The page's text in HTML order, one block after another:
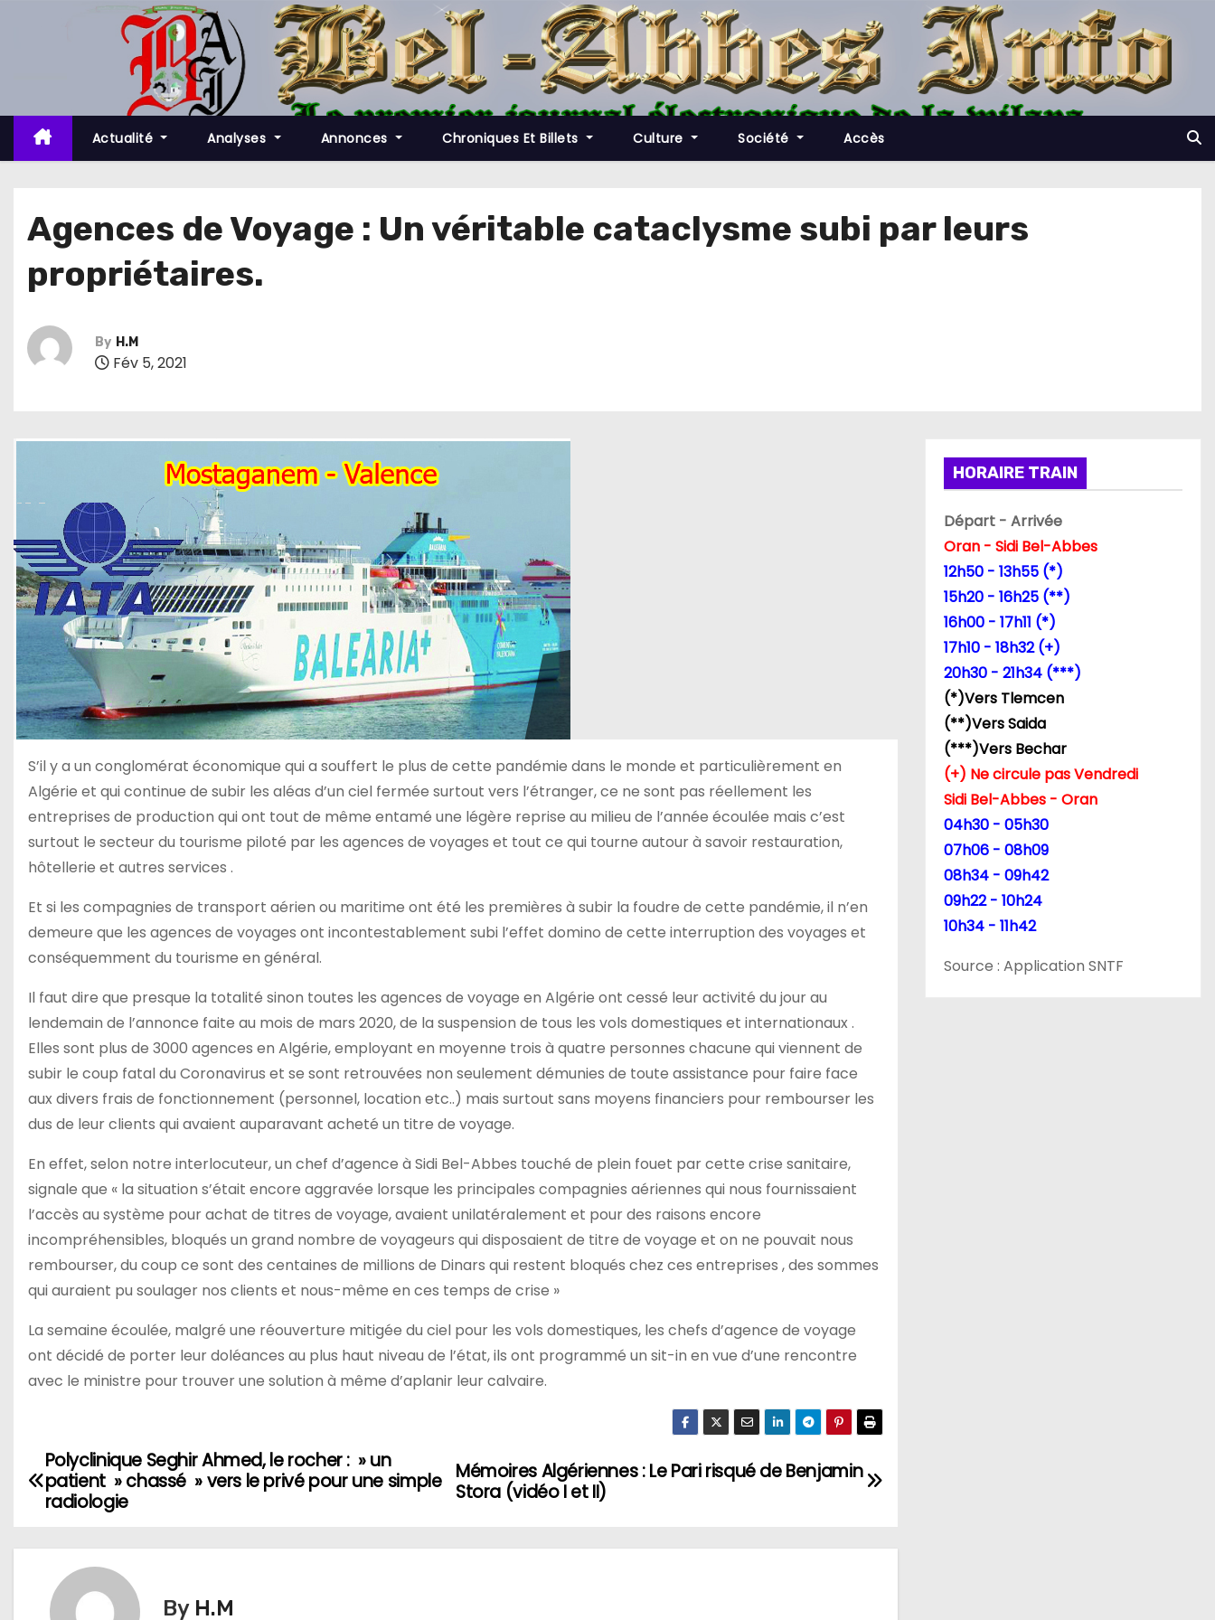
t
c
Actualité Analyses Annonces Chroniques Et Billets Culture Société Accès
Agences de Voyage : Un véritable cataclysme subi par leurs
propriétaires.
By H.M
Fév 5, 2021
S’il y a un conglomérat économique qui a souffert le plus de cette pandémie dans le monde et particulièrement en
Algérie et qui continue de subir les aléas d’un ciel fermée surtout vers l’étranger, ce ne sont pas réellement les
entreprises de production qui ont tout de même entamé une légère reprise au milieu de l’année écoulée mais c’est
surtout le secteur du tourisme piloté par les agences de voyages et tout ce qui tourne autour à savoir restauration,
hôtellerie et autres services .
Et si les compagnies de transport aérien ou maritime ont été les premières à subir la foudre de cette pandémie, il n’en
demeure que les agences de voyages ont incontestablement subi l’effet domino de cette interruption des voyages et
conséquemment du tourisme en général.
Il faut dire que presque la totalité sinon toutes les agences de voyage en Algérie ont cessé leur activité du jour au
lendemain de l’annonce faite au mois de mars 2020, de la suspension de tous les vols domestiques et internationaux .
Elles sont plus de 3000 agences en Algérie, employant en moyenne trois à quatre personnes chacune qui viennent de
subir le coup fatal du Coronavirus et se sont retrouvées non seulement démunies de toute assistance pour faire face
aux divers frais de fonctionnement (personnel, location etc..) mais surtout sans moyens financiers pour rembourser les
dus de leur clients qui avaient auparavant acheté un titre de voyage.
En effet, selon notre interlocuteur, un chef d’agence à Sidi Bel-Abbes touché de plein fouet par cette crise sanitaire,
signale que « la situation s’était encore aggravée lorsque les principales compagnies aériennes qui nous fournissaient
l’accès au système pour achat de titres de voyage, avaient unilatéralement et pour des raisons encore
incompréhensibles, bloqués un grand nombre de voyageurs qui disposaient de titre de voyage et on ne pouvait nous
rembourser, du coup ce sont des centaines de millions de Dinars qui restent bloqués chez ces entreprises , des sommes
qui auraient pu soulager nos clients et nous-même en ces temps de crise »
La semaine écoulée, malgré une réouverture mitigée du ciel pour les vols domestiques, les chefs d’agence de voyage
ont décidé de porter leur doléances au plus haut niveau de l’état, ils ont programmé un sit-in en vue d’une rencontre
avec le ministre pour trouver une solution à même d’aplanir leur calvaire.
N
v
Mémoires Algériennes : Le Pari risqué de Benjamin
Stora (vidéo I et II)
Polyclinique Seghir Ahmed, le rocher : » un
patient » chassé » vers le privé pour une simple
radiologie
By H.M
HORAIRE TRAIN
Départ - Arrivée
Oran - Sidi Bel-Abbes
12h50 - 13h55 (*)
15h20 - 16h25 (**)
16h00 - 17h11 (*)
17h10 - 18h32 (+)
20h30 - 21h34 (***)
(*)Vers Tlemcen
(**)Vers Saida
(***)Vers Bechar
(+) Ne circule pas Vendredi
Sidi Bel-Abbes - Oran
04h30 - 05h30
07h06 - 08h09
08h34 - 09h42
09h22 - 10h24
10h34 - 11h42
Source : Application SNTF